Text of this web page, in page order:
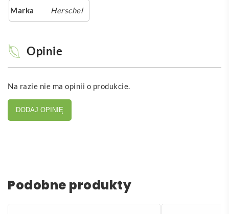
Marka Herschel
Opinie
Na razie nie ma opinii o produkcie.
DODAJ OPINIĘ
Podobne produkty